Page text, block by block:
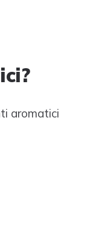
aromatici